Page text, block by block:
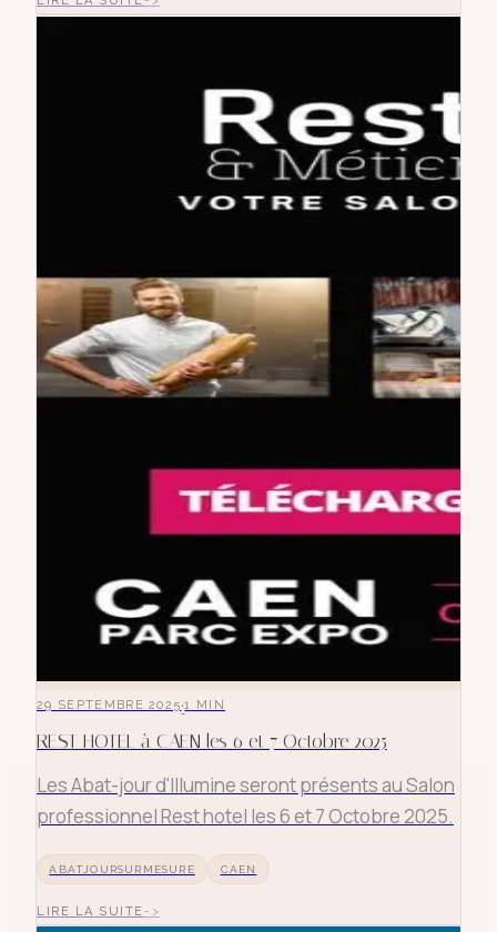
29 SEPTEMBRE 2025·1 MIN
REST HOTEL à CAEN les 6 et 7 Octobre 2025
Les Abat-jour d'Illumine seront présents au Salon
professionnel Rest hotel les 6 et 7 Octobre 2025.
ABATJOURSURMESURE CAEN
LIRE LA SUITE